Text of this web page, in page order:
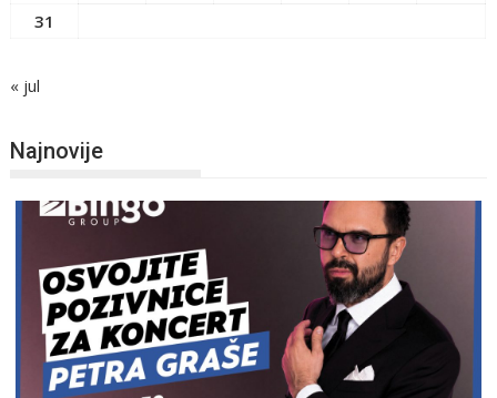
31
« jul
Najnovije